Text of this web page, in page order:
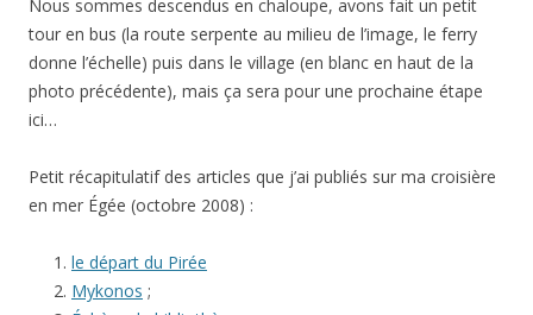
Nous sommes descendus en chaloupe, avons fait un petit
tour en bus (la route serpente au milieu de l’image, le ferry
donne l’échelle) puis dans le village (en blanc en haut de la
photo précédente), mais ça sera pour une prochaine étape
ici…
Petit récapitulatif des articles que j’ai publiés sur ma croisière
en mer Égée (octobre 2008) :
le départ du Pirée
Mykonos ;